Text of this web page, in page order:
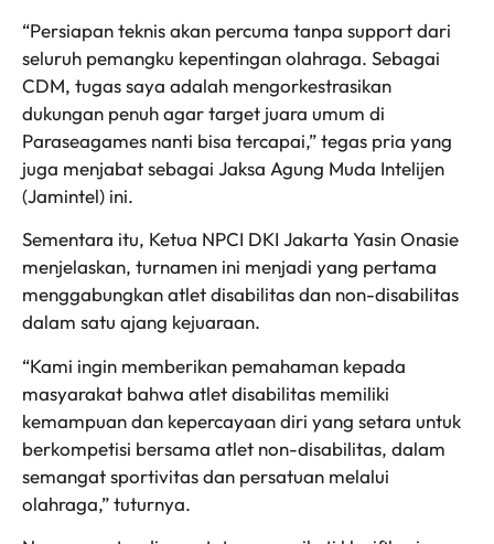
“Persiapan teknis akan percuma tanpa support dari
seluruh pemangku kepentingan olahraga. Sebagai
CDM, tugas saya adalah mengorkestrasikan
dukungan penuh agar target juara umum di
Paraseagames nanti bisa tercapai,” tegas pria yang
juga menjabat sebagai Jaksa Agung Muda Intelijen
(Jamintel) ini.
Sementara itu, Ketua NPCI DKI Jakarta Yasin Onasie
menjelaskan, turnamen ini menjadi yang pertama
menggabungkan atlet disabilitas dan non-disabilitas
dalam satu ajang kejuaraan.
“Kami ingin memberikan pemahaman kepada
masyarakat bahwa atlet disabilitas memiliki
kemampuan dan kepercayaan diri yang setara untuk
berkompetisi bersama atlet non-disabilitas, dalam
semangat sportivitas dan persatuan melalui
olahraga,” tuturnya.